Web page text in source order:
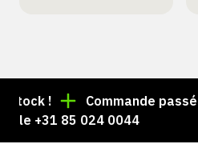
!
Commande passée
+31 85 024 0044